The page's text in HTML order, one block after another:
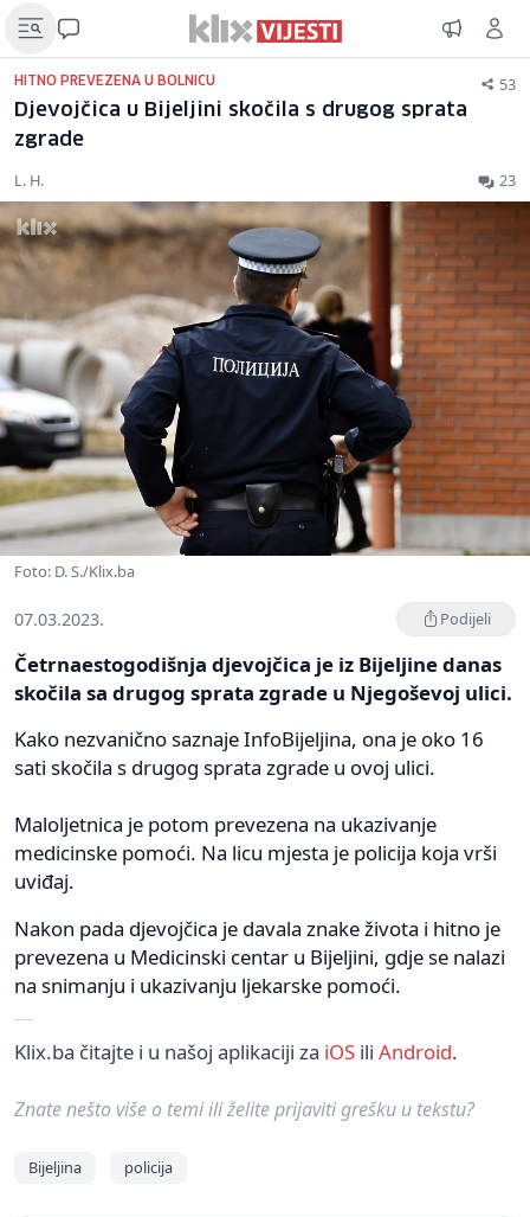
HITNO PREVEZENA U BOLNICU 53
Djevojčica u Bijeljini skočila s drugog sprata
zgrade
L. H. 23
Foto: D. S./Klix.ba
07.03.2023. Podijeli
Četrnaestogodišnja djevojčica je iz Bijeljine danas
skočila sa drugog sprata zgrade u Njegoševoj ulici.
Kako nezvanično saznaje InfoBijeljina, ona je oko 16
sati skočila s drugog sprata zgrade u ovoj ulici.
Maloljetnica je potom prevezena na ukazivanje
medicinske pomoći. Na licu mjesta je policija koja vrši
uviđaj.
Nakon pada djevojčica je davala znake života i hitno je
prevezena u Medicinski centar u Bijeljini, gdje se nalazi
na snimanju i ukazivanju ljekarske pomoći.
Klix.ba čitajte i u našoj aplikaciji za iOS ili Android.
Znate nešto više o temi ili želite prijaviti grešku u tekstu?
Bijeljina policija